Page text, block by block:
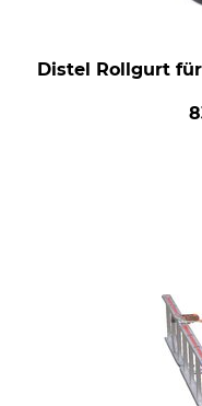
Distel Rollgurt